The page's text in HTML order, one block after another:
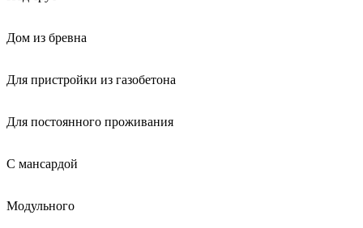
Дом из бревна
Для пристройки из газобетона
Для постоянного проживания
С мансардой
Модульного